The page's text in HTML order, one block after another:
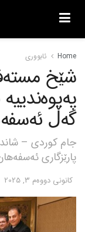
Home ئابووری
شێخ
پەیوەندییە
گەڵ
جام کوردی –
پارێزگاری
كانونی دووه‌م 3, 2025